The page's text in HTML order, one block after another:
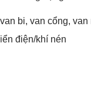
bi, van cổng, van
điện/khí nén